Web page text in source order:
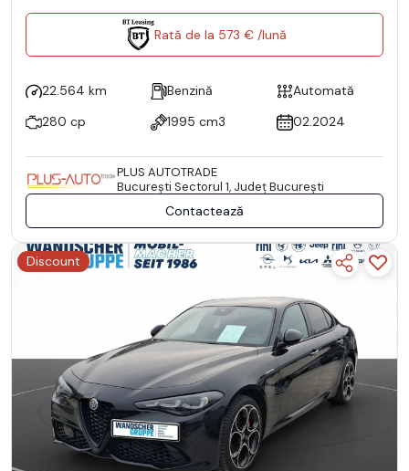
Rată de la 573 € /lună
22.564 km Benzină
Automată
280 cp
1995 cm3 02.2024
PLUS AUTOTRADE
Bucureşti Sectorul 1, Județ București
Contactează
Discount